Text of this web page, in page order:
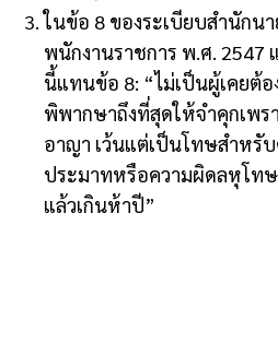
ในข้อ 8 ของระเบียบสำนักน
พนักงานราชการ พ.ศ. 2547
นี้แทนข้อ 8: “ไม่เป็นผู้เคยต้
พิพากษาถึงที่สุดให้จำคุกเพร
อาญา เว้นแต่เป็นโทษสำหรั
ประมาทหรือความผิดลหุโท
แล้วเกินห้าปี”